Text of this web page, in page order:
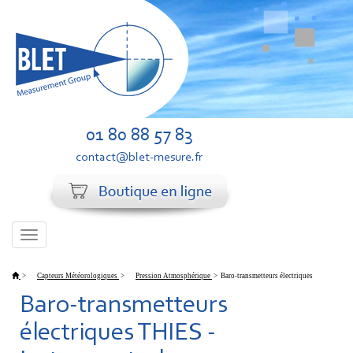
01 80 88 57 83
contact@blet-mesure.fr
Toggle
> Capteurs Météorologiques > Pression Atmosphérique > Baro-transmetteurs électriques
Baro-transmetteurs
électriques THIES -